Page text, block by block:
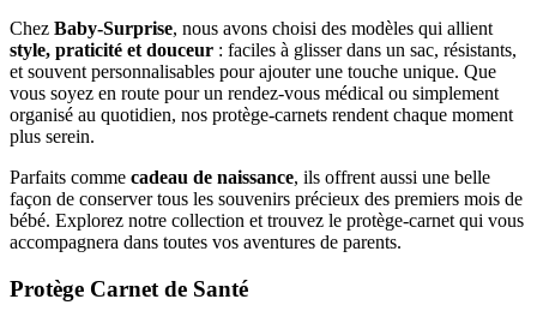
Chez Baby-Surprise, nous avons choisi des modèles qui allient
style, praticité et douceur : faciles à glisser dans un sac, résistants,
et souvent personnalisables pour ajouter une touche unique. Que
vous soyez en route pour un rendez-vous médical ou simplement
organisé au quotidien, nos protège-carnets rendent chaque moment
plus serein.
Parfaits comme cadeau de naissance, ils offrent aussi une belle
façon de conserver tous les souvenirs précieux des premiers mois de
bébé. Explorez notre collection et trouvez le protège-carnet qui vous
accompagnera dans toutes vos aventures de parents.
Protège Carnet de Santé